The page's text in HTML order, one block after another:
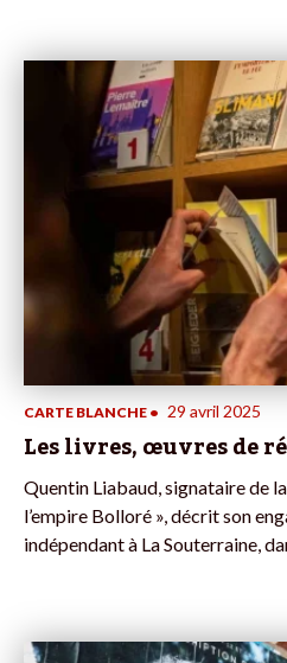
CARTE BLANCHE • 29 avril 2025
Les livres, œuvres de
Quentin Liabaud, signataire de
l’empire Bolloré », décrit son
indépendant à La Souterraine,